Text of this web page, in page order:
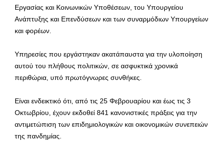
Εργασίας και Κοινωνικών Υποθέσεων, του Υπουργείου
Ανάπτυξης και Επενδύσεων και των συναρμόδιων Υπουργείων
και φορέων.
Υπηρεσίες που εργάστηκαν ακατάπαυστα για την υλοποίηση
αυτού του πλήθους πολιτικών, σε ασφυκτικά χρονικά
περιθώρια, υπό πρωτόγνωρες συνθήκες.
Είναι ενδεικτικό ότι, από τις 25 Φεβρουαρίου και έως τις 3
Οκτωβρίου, έχουν εκδοθεί 841 κανονιστικές πράξεις για την
αντιμετώπιση των επιδημιολογικών και οικονομικών συνεπειών
της πανδημίας.